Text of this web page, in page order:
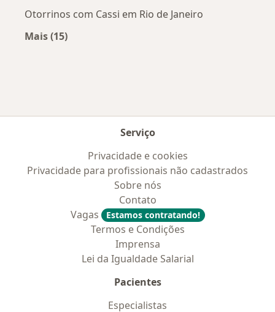
Otorrinos com Cassi em Rio de Janeiro
Mais (15)
Serviço
Privacidade e cookies
Privacidade para profissionais não cadastrados
Sobre nós
Contato
Vagas
Estamos contratando!
Termos e Condições
Imprensa
Lei da Igualdade Salarial
Pacientes
Especialistas